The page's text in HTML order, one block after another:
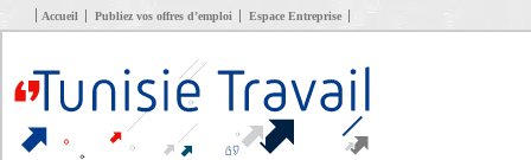
Accueil Publiez vos offres d’emploi Espace Entreprise